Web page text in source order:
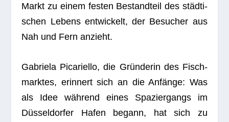
Markt zu einem fes­ten Bestand­teil des städ­ti­
schen Lebens ent­wi­ckelt, der Besu­cher aus
Nah und Fern anzieht.
Gabriela Pica­ri­ello, die Grün­de­rin des Fisch­
mark­tes, erin­nert sich an die Anfänge: Was
als Idee wäh­rend eines Spa­zier­gangs im
Düs­sel­dor­fer Hafen begann, hat sich zu